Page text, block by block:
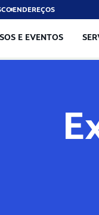
ENDEREÇOS
E EVENTOS